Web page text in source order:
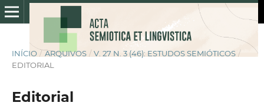
INÍCIO / ARQUIVOS / V. 27 N. 3 (46): ESTUDOS SEMIÓTICOS /
EDITORIAL
Editorial